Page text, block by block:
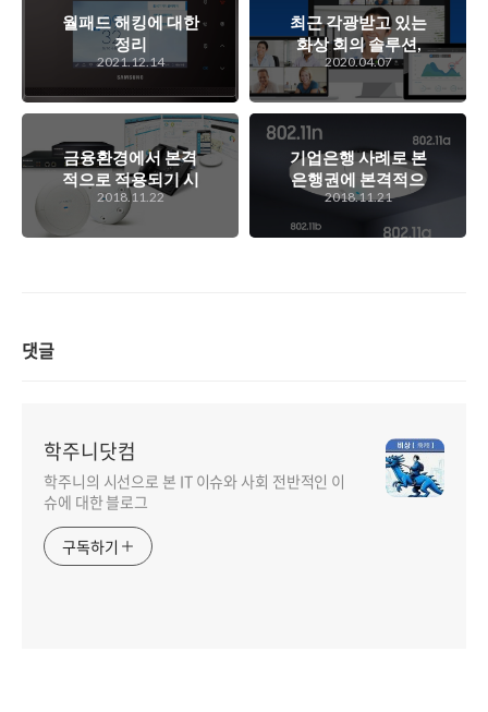
월패드 해킹에 대한
정리
2021.12.14
최근 각광받고 있는
화상 회의 솔루션,
줌(Zoom)에 대한
이것저것..
2020.04.07
금융환경에서 본격
적으로 적용되기 시
작한 무선랜 환경,
삼성 무선랜의 금융
권 적용 이야기
2018.11.22
기업은행 사례로 본
은행권에 본격적으
로 들어가기 시작한
삼성 무선랜 이야기
2018.11.21
댓글
학주니닷컴
학주니의 시선으로 본 IT 이슈와 사회 전반적인 이
슈에 대한 블로그
구독하기